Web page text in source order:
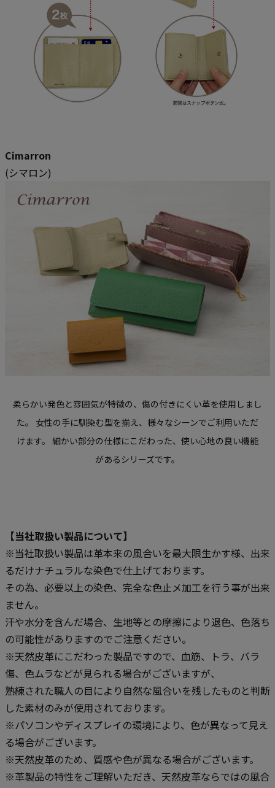
Cimarron
(シマロン)
柔らかい発色と雰囲気が特徴の、傷の付きにくい革を使用しまし
た。
女性の手に馴染む型を揃え、様々なシーンでご利用いただ
けます。 細かい部分の仕様にこだわった、使い心地の良い機能
があるシリーズです。
【当社取扱い製品について】
※当社取扱い製品は革本来の風合いを最大限生かす様、出来
るだけナチュラルな染色で仕上げております。
その為、必要以上の染色、完全な色止メ加工を行う事が出来
ません。
汗や水分を含んだ場合、生地等との摩擦により退色、色落ち
の可能性がありますのでご注意ください。
※天然皮革にこだわった製品ですので、血筋、トラ、バラ
傷、色ムラなどが見られる場合がございますが、
熟練された職人の目により自然な風合いを残したものと判断
した素材のみが使用されております。
※パソコンやディスプレイの環境により、色が異なって見え
る場合がございます。
※天然皮革のため、質感や色が異なる場合がございます。
※革製品の特性をご理解いただき、天然皮革ならではの風合